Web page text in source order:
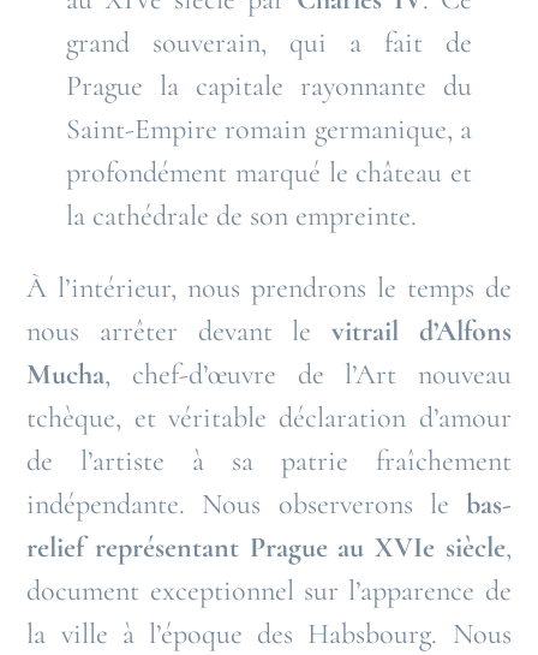
grand souverain, qui a fait de
Prague la capitale rayonnante du
Saint-Empire romain germanique, a
profondément marqué le château et
la cathédrale de son empreinte.
À l’intérieur, nous prendrons le temps de
nous arrêter devant le vitrail d’Alfons
Mucha, chef-d’œuvre de l’Art nouveau
tchèque, et véritable déclaration d’amour
de l’artiste à sa patrie fraîchement
indépendante. Nous observerons le bas-
relief représentant Prague au XVIe siècle,
document exceptionnel sur l’apparence de
la ville à l’époque des Habsbourg. Nous